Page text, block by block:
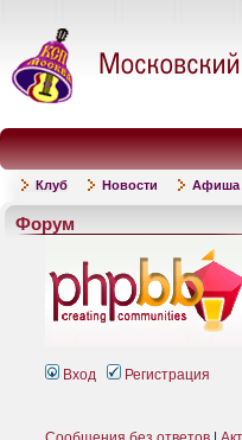
Клуб Новости Афиша
Форум
Вход Регистрация